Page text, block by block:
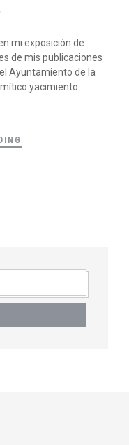
mi exposición de
de mis publicaciones
Ayuntamiento de la
mítico yacimiento